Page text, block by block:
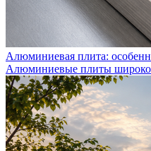
Алюминиевая плита:
Алюминиевые плиты широко